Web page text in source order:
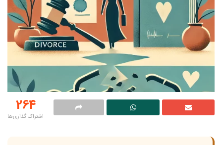
264
اشتراک گذاری‌ها